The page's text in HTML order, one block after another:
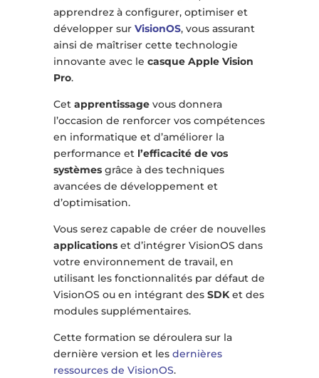
apprendrez à configurer, optimiser et
développer sur VisionOS, vous assurant
ainsi de maîtriser cette technologie
innovante avec le casque Apple Vision
Pro.
Cet apprentissagevous donnera
l’occasion de renforcer vos compétences
en informatique et d’améliorer la
performance etl’efficacité de vos
systèmesgrâce à des techniques
avancées de développement et
d’optimisation.
Vous serez capable de créer de nouvelles
applicationset d’intégrer VisionOS dans
votre environnement de travail, en
utilisant les fonctionnalités par défaut de
VisionOS ou en intégrant des SDKet des
modules supplémentaires.
Cette formation se déroulera sur la
dernière version et les dernières
ressources de VisionOS.